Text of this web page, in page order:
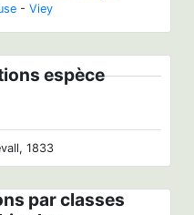
- Viey
espèce
1833
par classes